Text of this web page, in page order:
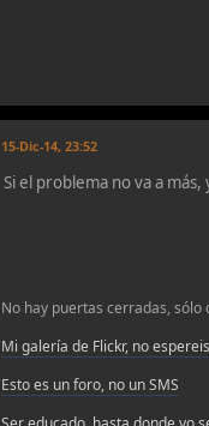
15-Dic-14, 23:52
Si el problema no va a
No hay puertas cerradas,
Mi galería de Flickr, no
Esto es un foro, no un SMS